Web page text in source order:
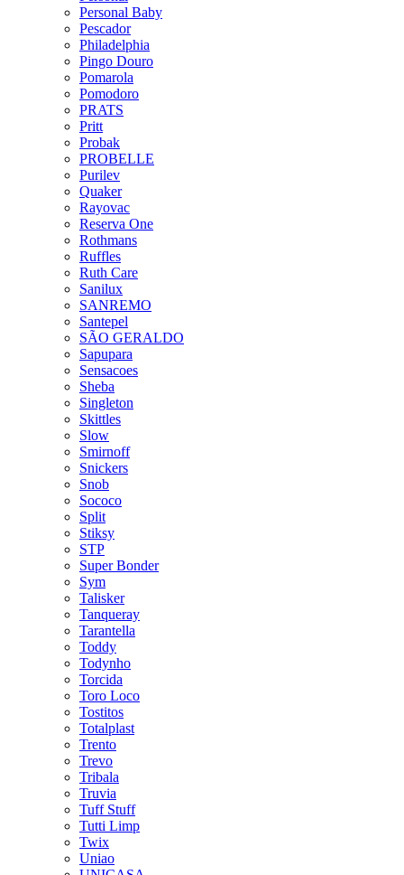
Personal Baby
Pescador
Philadelphia
Pingo Douro
Pomarola
Pomodoro
PRATS
Pritt
Probak
PROBELLE
Purilev
Quaker
Rayovac
Reserva One
Rothmans
Ruffles
Ruth Care
Sanilux
SANREMO
Santepel
SÃO GERALDO
Sapupara
Sensacoes
Sheba
Singleton
Skittles
Slow
Smirnoff
Snickers
Snob
Sococo
Split
Stiksy
STP
Super Bonder
Sym
Talisker
Tanqueray
Tarantella
Toddy
Todynho
Torcida
Toro Loco
Tostitos
Totalplast
Trento
Trevo
Tribala
Truvia
Tuff Stuff
Tutti Limp
Twix
Uniao